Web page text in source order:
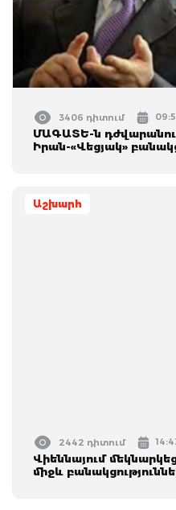
3406 դիտում
ՄԱԳԱՏԵ-ն
Իրան-«Վեցյակ»
Աշխարհ
2442 դիտում
Վիեննայում
միջև